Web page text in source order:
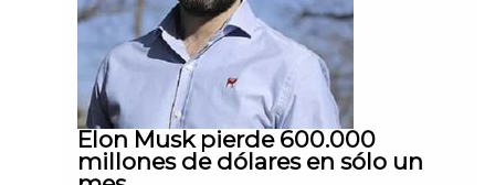
Elon Musk pierde 600.000
millones de dólares en sólo un